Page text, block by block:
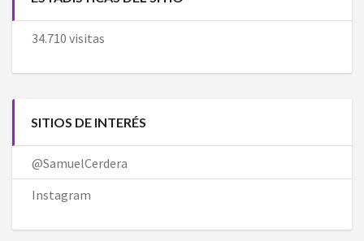
34.710 visitas
SITIOS DE INTERÉS
@SamuelCerdera
Instagram